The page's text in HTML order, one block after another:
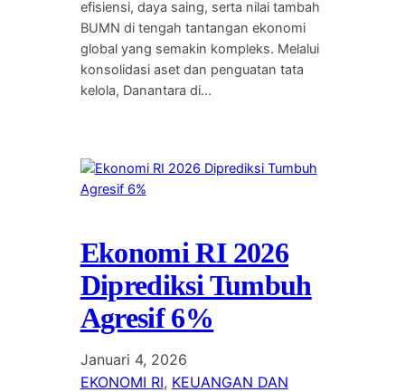
efisiensi, daya saing, serta nilai tambah
BUMN di tengah tantangan ekonomi
global yang semakin kompleks. Melalui
konsolidasi aset dan penguatan tata
kelola, Danantara di…
Ekonomi RI 2026
Diprediksi Tumbuh
Agresif 6%
Januari 4, 2026
EKONOMI RI, KEUANGAN DAN